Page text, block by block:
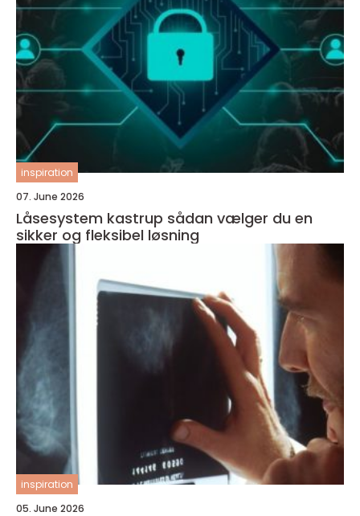
inspiration
07. June 2026
Låsesystem kastrup sådan vælger du en
sikker og fleksibel løsning
inspiration
05. June 2026